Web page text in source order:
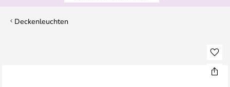
Deckenleuchten